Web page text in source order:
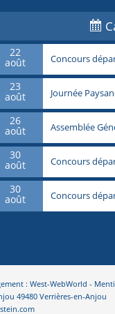
22
août Concours
23
août Journée
26
août Assemblée
30
août Concours
30
août Concours
: West-WebWorld -
49480 Verrières-en-Anjou